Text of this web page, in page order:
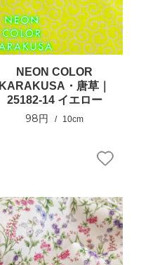
NEON COLOR
KARAKUSA・唐草｜
25182-14 イエロー
98円 10cm